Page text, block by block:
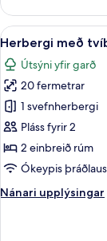
fyrir
einn,
tvíbreitt
rúm
Skoða
allar
myndir
fyrir
Herbergi
með
tvíbreiðu
rúmi
adults)
4
Herbergi með
Útsýni yfir garð
20 fermetrar
1 svefnherbergi
Pláss fyrir 2
2 einbreið rúm
Ókeypis
Nánari upplýsingar
Nánari